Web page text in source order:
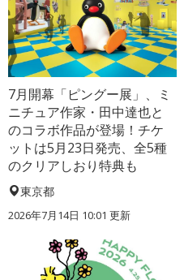
7月開幕「ピングー展」、ミ
ニチュア作家・田中達也と
のコラボ作品が登場！チケ
ットは5月23日発売、全5種
のクリアしおり特典も
東京都
2026年7月14日 10:01 更新